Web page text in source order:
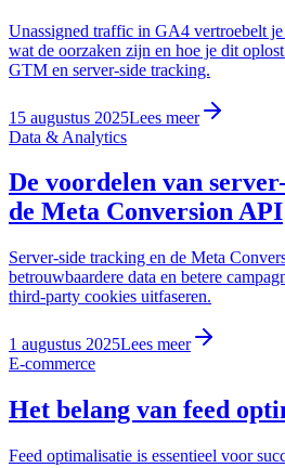
Unassigned traffic in GA4 vertroebelt
wat de oorzaken zijn en hoe je dit
GTM en server-side tracking.
15 augustus 2025Lees meer
Data & Analytics
De voordelen van
de Meta Conversion API
Server-side tracking en de Meta
betrouwbaardere data en betere
third-party cookies uitfaseren.
1 augustus 2025Lees meer
E-commerce
Het belang van feed
Feed optimalisatie is essentieel voor